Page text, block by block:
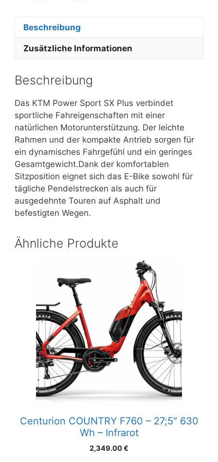
Beschreibung
Zusätzliche Informationen
Beschreibung
Das KTM Power Sport SX Plus verbindet
sportliche Fahreigenschaften mit einer
natürlichen Motorunterstützung. Der leichte
Rahmen und der kompakte Antrieb sorgen für
ein dynamisches Fahrgefühl und ein geringes
Gesamtgewicht.Dank der komfortablen
Sitzposition eignet sich das E-Bike sowohl für
tägliche Pendelstrecken als auch für
ausgedehnte Touren auf Asphalt und
befestigten Wegen.
Ähnliche Produkte
Centurion COUNTRY F760 – 27;5″ 630
Wh – Infrarot
2,349.00€